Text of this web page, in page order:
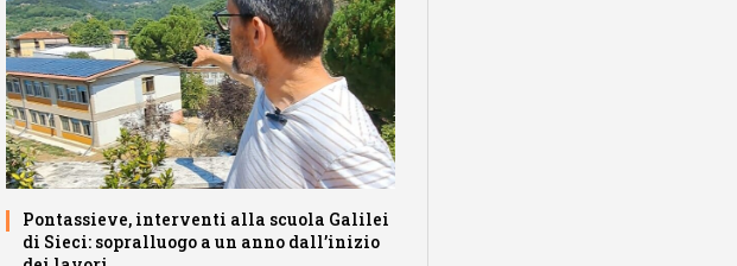
Pontassieve, interventi alla scuola Galilei
di Sieci: sopralluogo a un anno dall’inizio